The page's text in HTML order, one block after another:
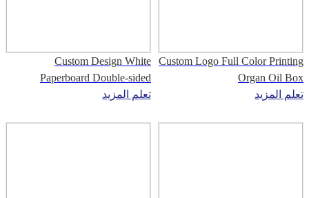
Custom Logo Full Color Printing
Organ Oil Box
تعلم المزيد
Custom Design White
Paperboard Double-sided
Printing Cosmetic Box
تعلم المزيد